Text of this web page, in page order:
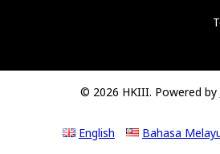
© 2026 HKIII. Powered by
English Bahasa